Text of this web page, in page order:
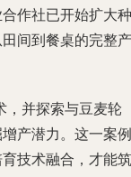
作社已开始扩大种
间到餐桌的完整产
，并探索与豆麦轮
产潜力。这一案例
技术融合，才能筑